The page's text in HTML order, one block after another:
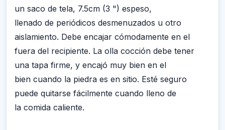
un saco de tela, 7.5cm (3 ") espeso,
llenado de periódicos desmenuzados u otro
aislamiento. Debe encajar cómodamente en el
fuera del recipiente. La olla cocción debe tener
una tapa firme, y encajó muy bien en el
bien cuando la piedra es en sitio. Esté seguro
puede quitarse fácilmente cuando lleno de
la comida caliente.